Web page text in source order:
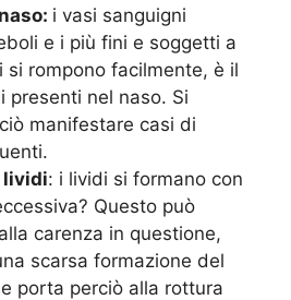
i vasi sanguigni
e i più fini e soggetti a
si rompono facilmente, è il
presenti nel naso. Si
manifestare casi di
lividi: i lividi si formano con
Questo può
carenza in questione,
scarsa formazione del
porta perciò alla rottura